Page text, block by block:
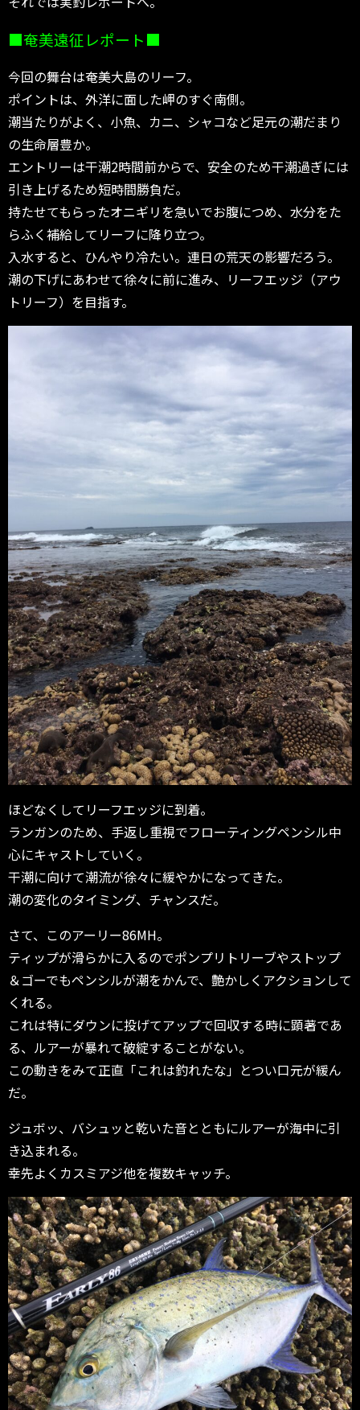
■奄美遠征レポート■
今回の舞台は奄美大島のリーフ。
ポイントは、外洋に面した岬のすぐ南側。
潮当たりがよく、小魚、カニ、シャコなど足元の潮だまり
の生命層豊か。
エントリーは干潮2時間前からで、安全のため干潮過ぎには
引き上げるため短時間勝負だ。
持たせてもらったオニギリを急いでお腹につめ、水分をた
らふく補給してリーフに降り立つ。
入水すると、ひんやり冷たい。連日の荒天の影響だろう。
潮の下げにあわせて徐々に前に進み、リーフエッジ（アウ
トリーフ）を目指す。
ほどなくしてリーフエッジに到着。
ランガンのため、手返し重視でフローティングペンシル中
心にキャストしていく。
干潮に向けて潮流が徐々に緩やかになってきた。
潮の変化のタイミング、チャンスだ。
さて、このアーリー86MH。
ティップが滑らかに入るのでポンプリトリーブやストップ
＆ゴーでもペンシルが潮をかんで、艶かしくアクションして
くれる。
これは特にダウンに投げてアップで回収する時に顕著であ
る、ルアーが暴れて破綻することがない。
この動きをみて正直「これは釣れたな」とつい口元が緩ん
だ。
ジュボッ、バシュッと乾いた音とともにルアーが海中に引
き込まれる。
幸先よくカスミアジ他を複数キャッチ。